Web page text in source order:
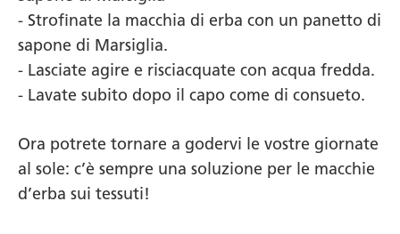
- Strofinate la macchia di erba con un panetto di
sapone di Marsiglia.
- Lasciate agire e risciacquate con acqua fredda.
- Lavate subito dopo il capo come di consueto.
Ora potrete tornare a godervi le vostre giornate
al sole: c’è sempre una soluzione per le macchie
d’erba sui tessuti!